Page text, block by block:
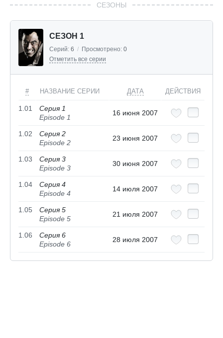
СЕЗОНЫ
СЕЗОН 1
Серий: 6 / Просмотрено: 0
Отметить все серии
# НАЗВАНИЕ СЕРИИ ДАТА ДЕЙСТВИЯ
1.01
Серия 1
Episode 1
16 июня 2007
1.02
Серия 2
Episode 2
23 июня 2007
1.03
Серия 3
Episode 3
30 июня 2007
1.04
Серия 4
Episode 4
14 июля 2007
1.05
Серия 5
Episode 5
21 июля 2007
1.06
Серия 6
Episode 6
28 июля 2007